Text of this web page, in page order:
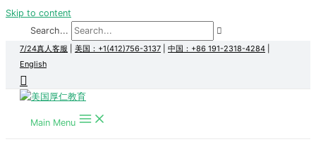
Skip to content
Search...
7/24真人客服 美国：+1(412)756-3137 中国：+86 191-2318-4284
English
Main Menu